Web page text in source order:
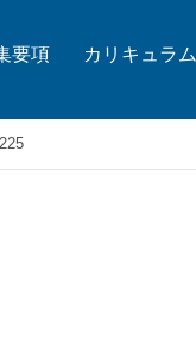
要項 カリキュラム